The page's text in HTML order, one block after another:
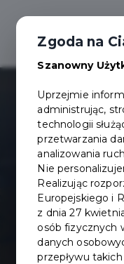
Zgoda na
Szanowny
Uprzejmie
administrując,
technologii
przetwarzania
analizowania
Nie
Realizując
Europejskiego i
z dnia 27
osób fizycznych
danych
przepływu